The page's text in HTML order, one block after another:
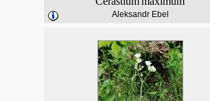
Aleksandr Ebel